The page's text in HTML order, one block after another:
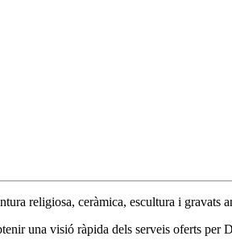
religiosa, ceràmica, escultura i gravats
una visió ràpida dels serveis oferts per